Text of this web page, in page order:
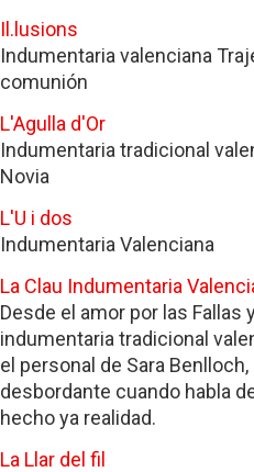
Il.lusions
Indumentaria valenciana
comunión
L'Agulla d'Or
Indumentaria tradicional
Novia
L'U i dos
Indumentaria Valenciana
La Clau Indumentaria
Desde el amor por las Fallas
indumentaria tradicional
el personal de Sara
desbordante cuando habla
hecho ya realidad.
La Llar del fil